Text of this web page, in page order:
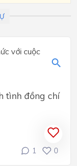
với cuộc
tình đồng chí
1 0